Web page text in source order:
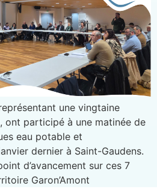
une vingtaine
ont participé à une matinée de
eau potable et
dernier à Saint-Gaudens.
d’avancement sur ces 7
Garon’Amont